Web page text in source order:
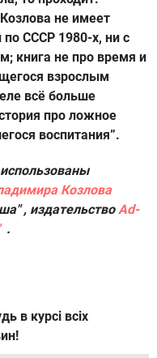
не имеет
по СССР 1980-х, ни с
книга не про время и
взрослым
всё больше
про ложное
воспитания”.
Козлова
, издательствоAd-
.
в курсі всіх